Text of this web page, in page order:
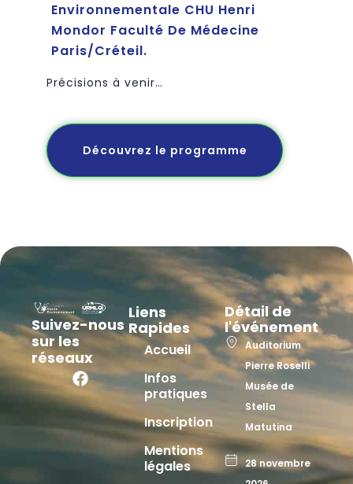
Environnementale CHU Henri
Mondor Faculté De Médecine
Paris/Créteil.
Précisions à venir…
Découvrez le programme
Suivez-nous
sur les
réseaux
Liens
Rapides
Accueil
Infos
pratiques
Inscription
Mentions
légales
Détail de
l'événement
Auditorium
Pierre Roselli
Musée de
Stella
Matutina
28 novembre